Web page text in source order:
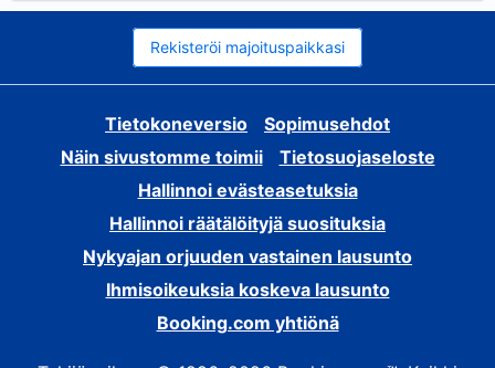
Rekisteröi majoituspaikkasi
Tietokoneversio
Sopimusehdot
Näin sivustomme toimii
Tietosuojaseloste
Hallinnoi evästeasetuksia
Hallinnoi räätälöityjä suosituksia
Nykyajan orjuuden vastainen lausunto
Ihmisoikeuksia koskeva lausunto
Booking.com yhtiönä